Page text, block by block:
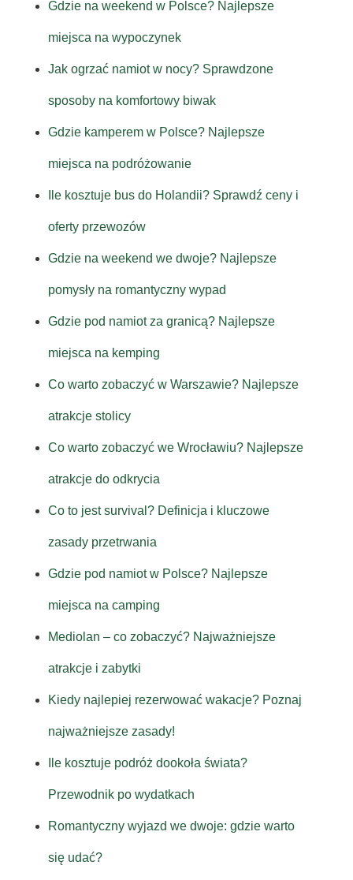
Gdzie na weekend w Polsce? Najlepsze
miejsca na wypoczynek
Jak ogrzać namiot w nocy? Sprawdzone
sposoby na komfortowy biwak
Gdzie kamperem w Polsce? Najlepsze
miejsca na podróżowanie
Ile kosztuje bus do Holandii? Sprawdź ceny i
oferty przewozów
Gdzie na weekend we dwoje? Najlepsze
pomysły na romantyczny wypad
Gdzie pod namiot za granicą? Najlepsze
miejsca na kemping
Co warto zobaczyć w Warszawie? Najlepsze
atrakcje stolicy
Co warto zobaczyć we Wrocławiu? Najlepsze
atrakcje do odkrycia
Co to jest survival? Definicja i kluczowe
zasady przetrwania
Gdzie pod namiot w Polsce? Najlepsze
miejsca na camping
Mediolan – co zobaczyć? Najważniejsze
atrakcje i zabytki
Kiedy najlepiej rezerwować wakacje? Poznaj
najważniejsze zasady!
Ile kosztuje podróż dookoła świata?
Przewodnik po wydatkach
Romantyczny wyjazd we dwoje: gdzie warto
się udać?